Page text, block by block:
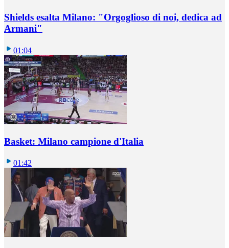
Shields esalta Milano: "Orgoglioso di noi, dedica ad
Armani"
01:04
Basket: Milano campione d'Italia
01:42